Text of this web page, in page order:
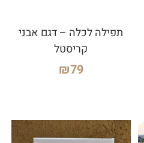
תפילה לכלה – דגם אבני
קריסטל
₪79